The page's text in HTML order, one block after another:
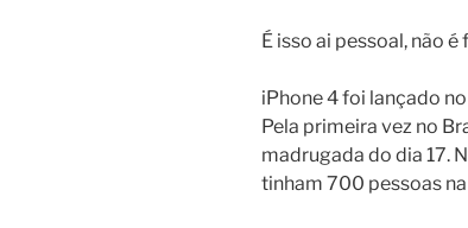
É isso ai pessoal, não
iPhone 4 foi lançado
Pela primeira vez no
madrugada do dia 17.
tinham 700 pessoas